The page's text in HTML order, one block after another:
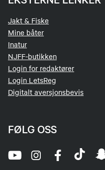
Jakt & Fiske
Mine båter
Inatur
NJFF-butikken
Login for redaktører
Login LetsReg
Digitalt aversjonsbevis
FØLG OSS